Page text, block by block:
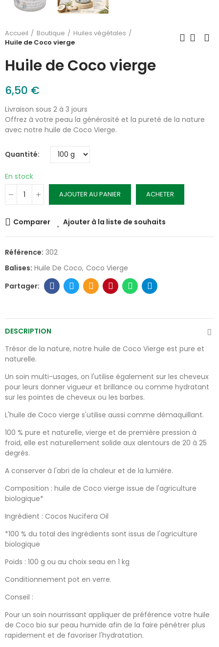
Accueil Boutique
Huiles végétales
Huile de Coco vierge
Huile de Coco vierge
6,50 €
Livraison sous 2 à 3 jours
Offrez à votre peau la générosité et la pureté de la nature
avec notre huile de Coco Vierge.
Quantité
En stock
AJOUTER AU PANIER ACHETER
Comparer Ajouter à la liste de souhaits
Référence: 302
Balises: Huile De Coco Coco Vierge
DESCRIPTION
Trésor de la nature, notre huile de Coco Vierge est pure et
naturelle.
Un soin multi-usages, on l'utilise également sur les cheveux
pour leurs donner vigueur et brillance ou comme hydratant
sur les pointes de cheveux ou les barbes.
L'huile de Coco vierge s'utilise aussi comme démaquillant.
100 % pure et naturelle, vierge et de première pression à
froid, elle est naturellement solide aux alentours de 20 à 25
degrés.
A conserver à l'abri de la chaleur et de la lumière.
Composition : huile de Coco vierge issue de l'agriculture
biologique*
Ingrédient : Cocos Nucifera Oil
*100 % du total des ingrédients sont issus de l'agriculture
biologique
Poids : 100 g ou au choix seau en 1 kg
Conditionnement pot en verre.
Conseil :
Pour un soin nourrissant appliquer de préférence votre huile
de Coco bio sur peau humide afin de la faire pénétrer plus
rapidement et de favoriser l'hydratation.